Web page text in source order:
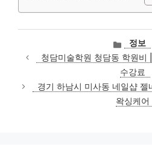
카
테
고
리
정보
청담미술학원 청담동 학원비
수강료
경기 하남시 미사동 네일샵
왁싱케어